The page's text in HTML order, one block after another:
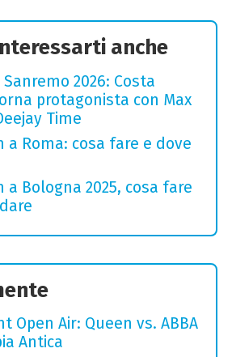
anche
2026: Costa
protagonista con Max
Time
a Roma: cosa fare e dove
a Bologna 2025, cosa fare
Open Air: Queen vs. ABBA
Antica